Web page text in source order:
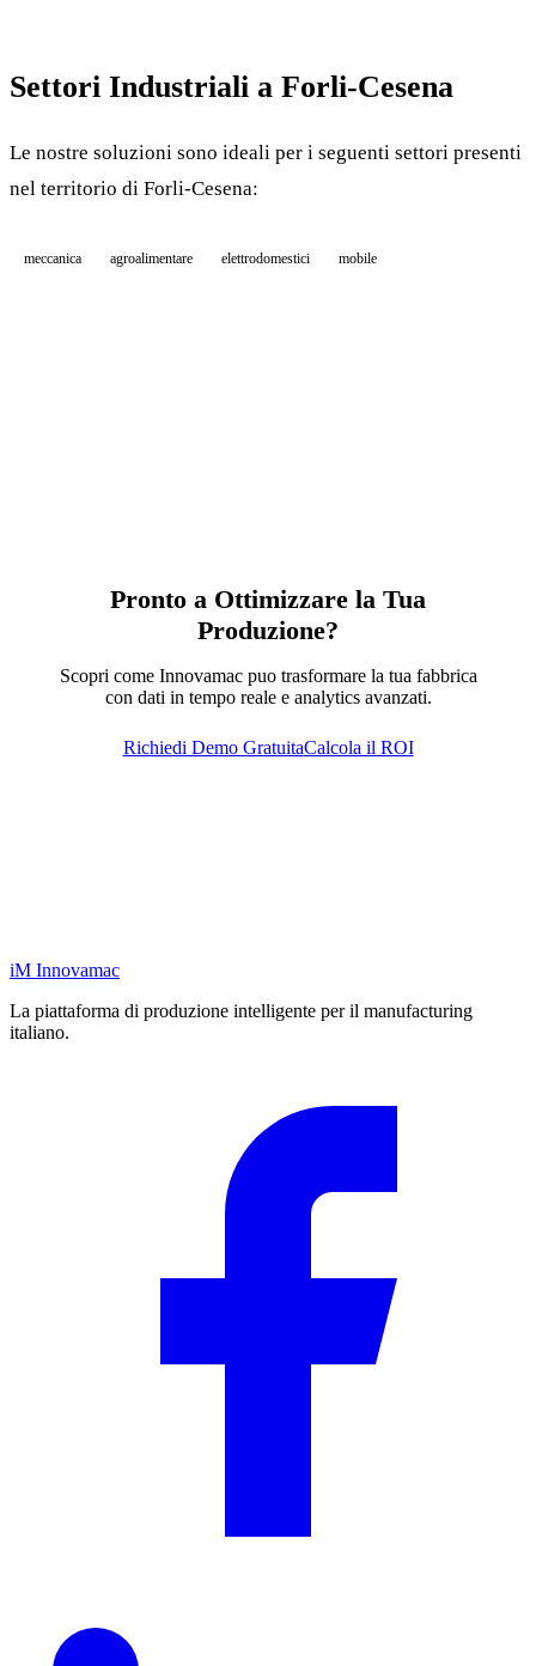
Settori Industriali a Forli-Cesena
Le nostre soluzioni sono ideali per i seguenti settori presenti
nel territorio di Forli-Cesena:
meccanica agroalimentare elettrodomestici mobile
Pronto a Ottimizzare la Tua
Produzione?
Scopri come Innovamac puo trasformare la tua fabbrica
con dati in tempo reale e analytics avanzati.
Richiedi Demo GratuitaCalcola il ROI
iM Innovamac
La piattaforma di produzione intelligente per il manufacturing
italiano.